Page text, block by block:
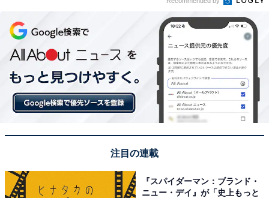
注目の連載
『スパイダーマン：ブランド・
ニュー・デイ』が「史上もっと